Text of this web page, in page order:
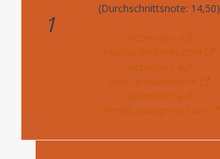
1
(Durchschnittsnote: 14,50)
Rezension auf
hoerbuchjunkies.com
Rezension auf
hoerspielsachen.de
Rezension auf
ohrcast.wordpress.com